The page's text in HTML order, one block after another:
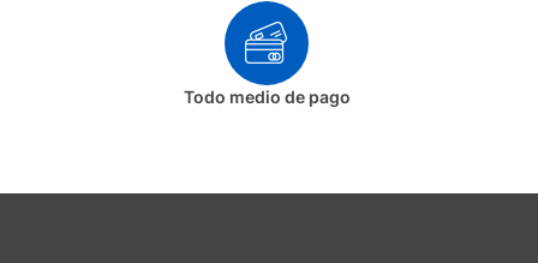
Todo medio de pago